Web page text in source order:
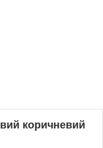
коричневий